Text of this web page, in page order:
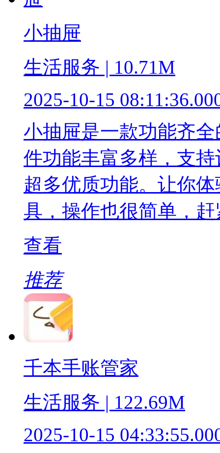
小抽屉
生活服务 | 10.71M
2025-10-15
小抽屉是一款功能齐
件功能丰富多样，支
超多优质功能。让你
具，操作也很简单，
查看
推荐
千本手账管家
生活服务 | 122.69M
2025-10-15